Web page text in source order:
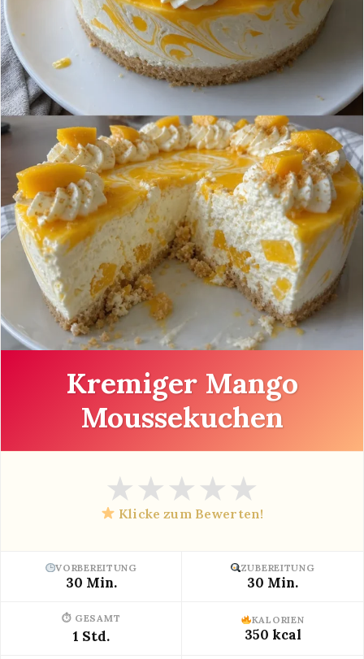
Kremiger Mango
Moussekuchen
★★★★★
Klicke zum Bewerten!
VORBEREITUNG
30 Min.
ZUBEREITUNG
30 Min.
⏱ GESAMT
1 Std.
KALORIEN
350 kcal